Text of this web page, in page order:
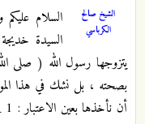
الشيخ صالح
الكرباسي
السلام
السيدة
يتزوجها رسول الله ( صلى
بصحته ، بل نشك في هذا